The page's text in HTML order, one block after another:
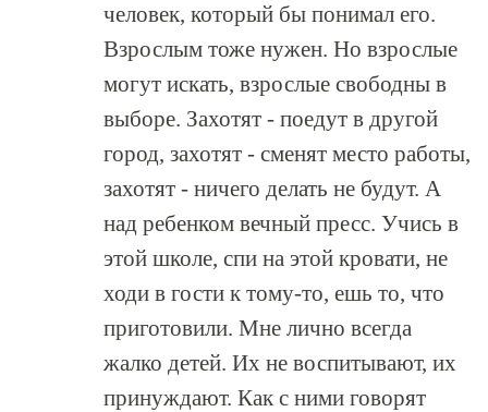
человек, который бы понимал его.
Взрослым тоже нужен. Но взрослые
могут искать, взрослые свободны в
выборе. Захотят - поедут в другой
город, захотят - сменят место работы,
захотят - ничего делать не будут. А
над ребенком вечный пресс. Учись в
этой школе, спи на этой кровати, не
ходи в гости к тому-то, ешь то, что
приготовили. Мне лично всегда
жалко детей. Их не воспитывают, их
принуждают. Как с ними говорят